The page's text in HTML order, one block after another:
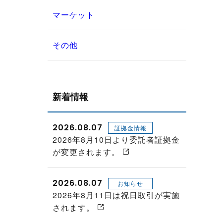
マーケット
その他
新着情報
2026.08.07 証拠金情報
2026年8月10日より委託者証拠金
が変更されます。
2026.08.07 お知らせ
2026年8月11日は祝日取引が実施
されます。